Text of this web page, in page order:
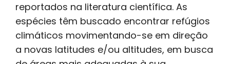
reportados na literatura científica. As
espécies têm buscado encontrar refúgios
climáticos movimentando-se em direção
a novas latitudes e/ou altitudes, em busca